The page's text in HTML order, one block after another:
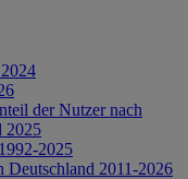
der Nutzer nach
2025
2025
2011-2026